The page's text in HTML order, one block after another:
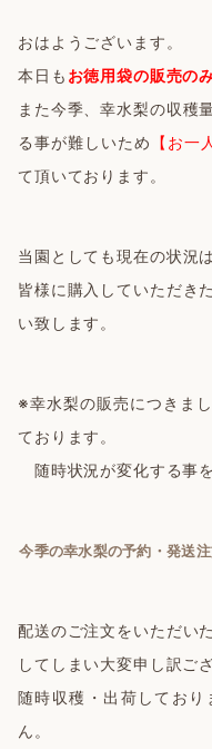
おはようございます。
本日も お徳用袋の販売の
また今季、幸水梨の収穫
る事が難しいため
【お一
て頂いております。
当園としても現在の状況
皆様に購入していただき
い致します。
※幸水梨の販売につきま
ております。
随時状況が変化する事
今季の幸水梨の予約・発送
配送のご注文をいただい
してしまい大変申し訳ご
随時収穫・出荷してお
ん。